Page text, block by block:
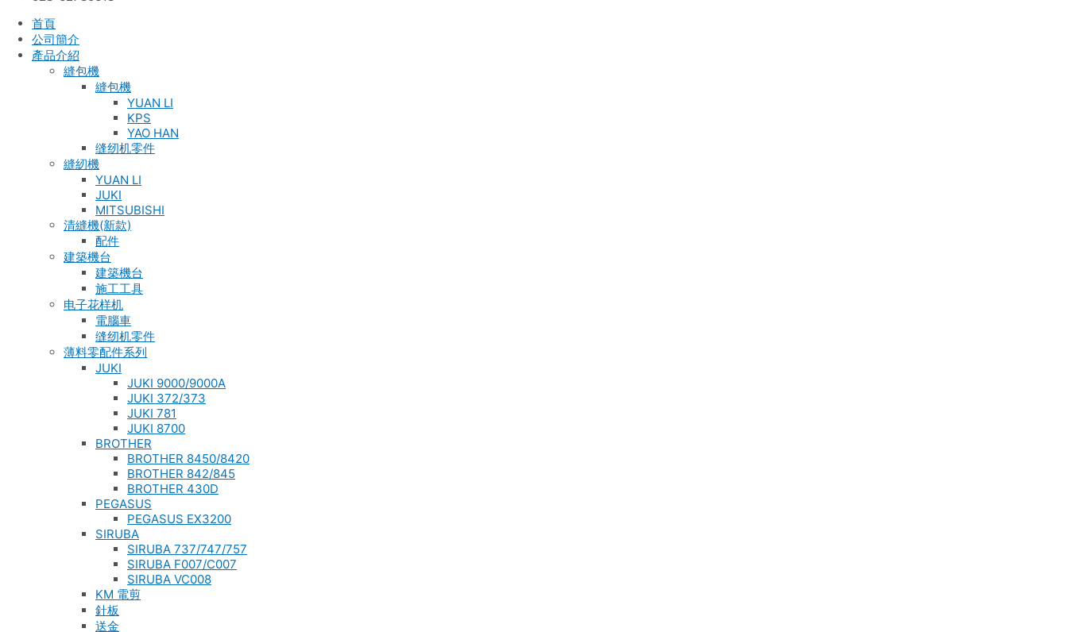
首頁
公司簡介
產品介紹
縫包機
縫包機
YUAN LI
KPS
YAO HAN
缝纫机零件
縫紉機
YUAN LI
JUKI
MITSUBISHI
清縫機(新款)
配件
建築機台
建築機台
施工工具
电子花样机
電腦車
缝纫机零件
薄料零配件系列
JUKI
JUKI 9000/9000A
JUKI 372/373
JUKI 781
JUKI 8700
BROTHER
BROTHER 8450/8420
BROTHER 842/845
BROTHER 430D
PEGASUS
PEGASUS EX3200
SIRUBA
SIRUBA 737/747/757
SIRUBA F007/C007
SIRUBA VC008
KM 電剪
針板
送金